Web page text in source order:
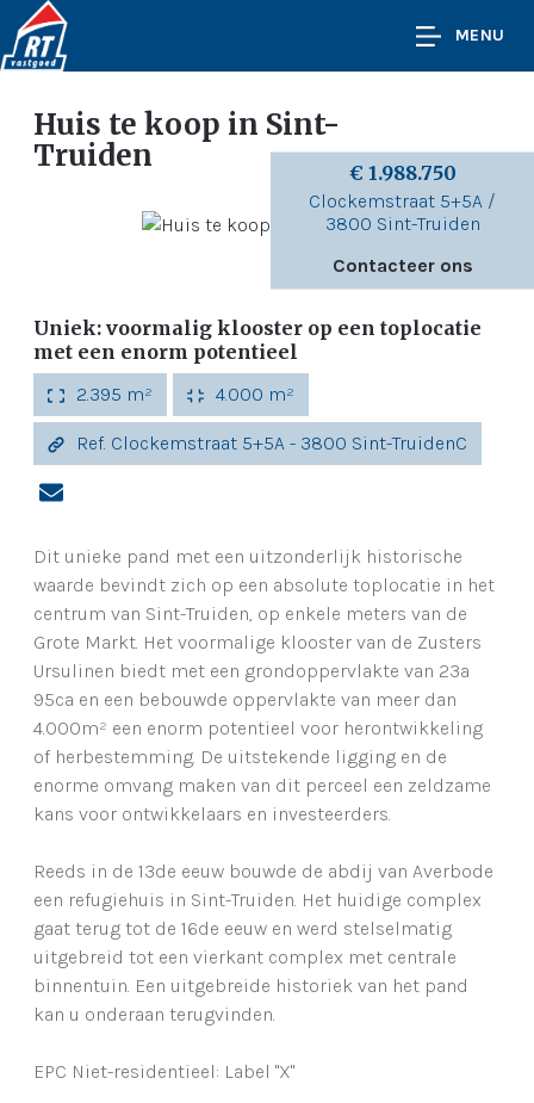
MENU
Huis te koop in Sint-
Truiden
€ 1.988.750
Clockemstraat 5+5A /
3800 Sint-Truiden
Contacteer ons
Uniek: voormalig klooster op een toplocatie
met een enorm potentieel
2.395 m² 4.000 m²
Ref. Clockemstraat 5+5A - 3800 Sint-TruidenC
Dit unieke pand met een uitzonderlijk historische
waarde bevindt zich op een absolute toplocatie in het
centrum van Sint-Truiden, op enkele meters van de
Grote Markt. Het voormalige klooster van de Zusters
Ursulinen biedt met een grondoppervlakte van 23a
95ca en een bebouwde oppervlakte van meer dan
4.000m² een enorm potentieel voor herontwikkeling
of herbestemming. De uitstekende ligging en de
enorme omvang maken van dit perceel een zeldzame
kans voor ontwikkelaars en investeerders.
Reeds in de 13de eeuw bouwde de abdij van Averbode
een refugiehuis in Sint-Truiden. Het huidige complex
gaat terug tot de 16de eeuw en werd stelselmatig
uitgebreid tot een vierkant complex met centrale
binnentuin. Een uitgebreide historiek van het pand
kan u onderaan terugvinden.
EPC Niet-residentieel: Label "X"